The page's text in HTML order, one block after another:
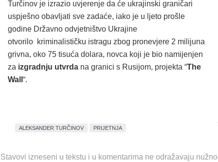
Turčinov je izrazio uvjerenje da će ukrajinski graničari
uspješno obavljati sve zadaće, iako je u ljeto prošle
godine Državno odvjetništvo Ukrajine
otvorilo kriminalističku istragu zbog pronevjere 2 milijuna
grivna, oko 75 tisuća dolara, novca koji je bio namijenjen
za izgradnju utvrda na granici s Rusijom, projekta “The
Wall “.
ALEKSANDER TURČINOV PRIJETNJA
Stavovi izneseni u tekstu i u komentarima ne odražavaju nužno